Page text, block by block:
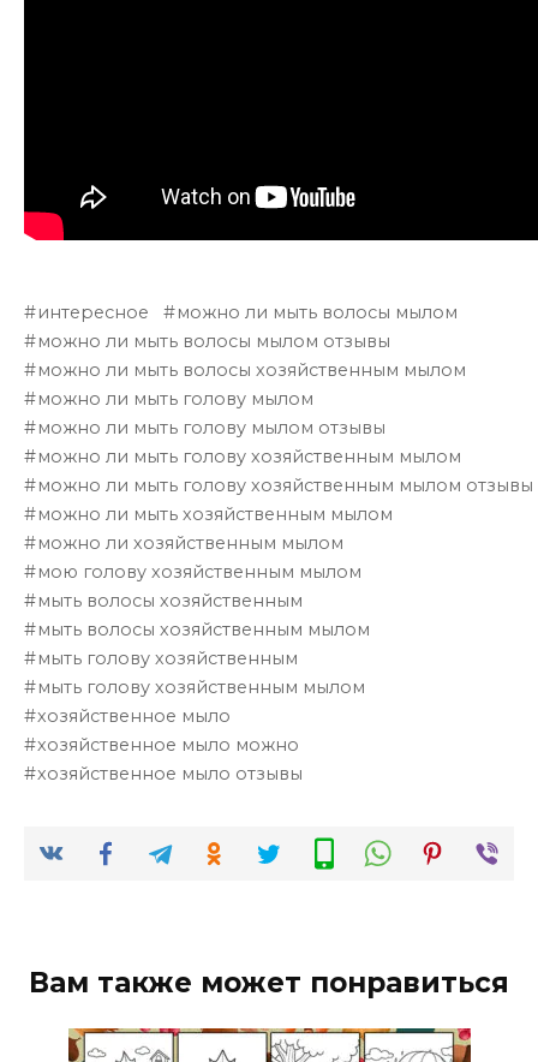
интересное
можно ли мыть волосы мылом
можно ли мыть волосы мылом отзывы
можно ли мыть волосы хозяйственным мылом
можно ли мыть голову мылом
можно ли мыть голову мылом отзывы
можно ли мыть голову хозяйственным мылом
можно ли мыть голову хозяйственным мылом отзывы
можно ли мыть хозяйственным мылом
можно ли хозяйственным мылом
мою голову хозяйственным мылом
мыть волосы хозяйственным
мыть волосы хозяйственным мылом
мыть голову хозяйственным
мыть голову хозяйственным мылом
хозяйственное мыло
хозяйственное мыло можно
хозяйственное мыло отзывы
Вам также может понравиться